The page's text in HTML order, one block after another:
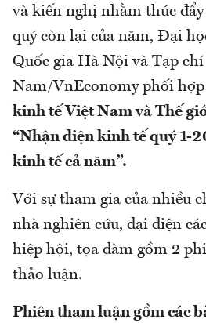
và kiến nghị nhằm thúc
quý còn lại của năm, Đại
Quốc gia Hà Nội và Tạp
Nam/VnEconomy phối
kinh tế Việt Nam và Thế
“Nhận diện kinh tế quý 1-
kinh tế cả năm”.
Với sự tham gia của nhiều
nhà nghiên cứu, đại diện
hiệp hội, tọa đàm gồm 2
thảo luận.
Phiên tham luận gồm các